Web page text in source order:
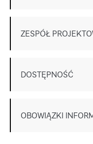
ZESPÓŁ
DOSTĘPNOŚĆ
OBOWIĄZKI